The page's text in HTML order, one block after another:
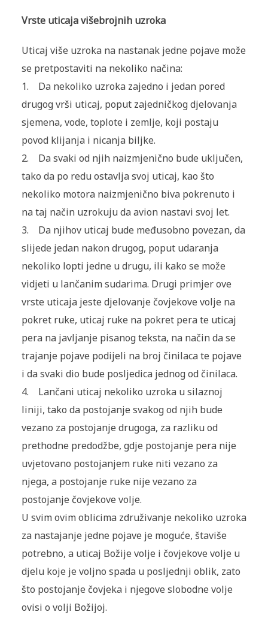
Vrste uticaja višebrojnih uzroka
Uticaj više uzroka na nastanak jedne pojave može
se pretpostaviti na nekoliko načina:
1. Da nekoliko uzroka zajedno i jedan pored
drugog vrši uticaj, poput zajedničkog djelovanja
sjemena, vode, toplote i zemlje, koji postaju
povod klijanja i nicanja biljke.
2. Da svaki od njih naizmjenično bude uključen,
tako da po redu ostavlja svoj uticaj, kao što
nekoliko motora naizmjenično biva pokrenuto i
na taj način uzrokuju da avion nastavi svoj let.
3. Da njihov uticaj bude međusobno povezan, da
slijede jedan nakon drugog, poput udaranja
nekoliko lopti jedne u drugu, ili kako se može
vidjeti u lančanim sudarima. Drugi primjer ove
vrste uticaja jeste djelovanje čovjekove volje na
pokret ruke, uticaj ruke na pokret pera te uticaj
pera na javljanje pisanog teksta, na način da se
trajanje pojave podijeli na broj činilaca te pojave
i da svaki dio bude posljedica jednog od činilaca.
4. Lančani uticaj nekoliko uzroka u silaznoj
liniji, tako da postojanje svakog od njih bude
vezano za postojanje drugoga, za razliku od
prethodne predodžbe, gdje postojanje pera nije
uvjetovano postojanjem ruke niti vezano za
njega, a postojanje ruke nije vezano za
postojanje čovjekove volje.
U svim ovim oblicima združivanje nekoliko uzroka
za nastajanje jedne pojave je moguće, štaviše
potrebno, a uticaj Božije volje i čovjekove volje u
djelu koje je voljno spada u posljednji oblik, zato
što postojanje čovjeka i njegove slobodne volje
ovisi o volji Božijoj.